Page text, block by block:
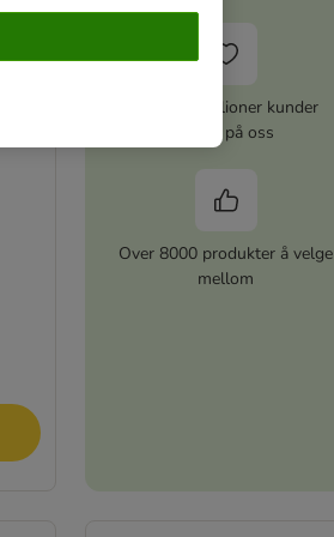
Over 10 millioner kunder
stoler på oss
Over 8000 produkter å velge
mellom